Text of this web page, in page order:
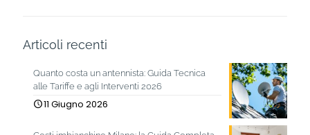
Articoli recenti
Quanto costa un antennista: Guida Tecnica
alle Tariffe e agli Interventi 2026
11 Giugno 2026